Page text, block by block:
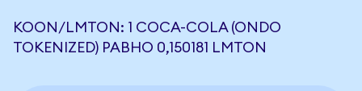
KOON/LMTON: 1 COCA-COLA (ONDO
TOKENIZED) РАВНО 0,150181 LMTON